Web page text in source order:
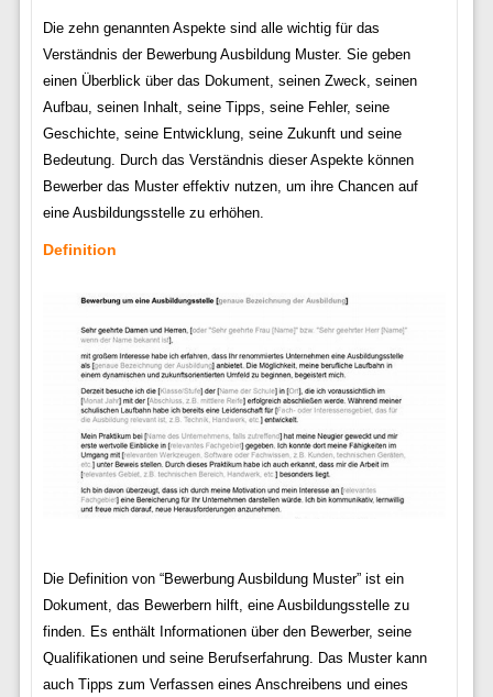
Die zehn genannten Aspekte sind alle wichtig für das
Verständnis der Bewerbung Ausbildung Muster. Sie geben
einen Überblick über das Dokument, seinen Zweck, seinen
Aufbau, seinen Inhalt, seine Tipps, seine Fehler, seine
Geschichte, seine Entwicklung, seine Zukunft und seine
Bedeutung. Durch das Verständnis dieser Aspekte können
Bewerber das Muster effektiv nutzen, um ihre Chancen auf
eine Ausbildungsstelle zu erhöhen.
Definition
Die Definition von “Bewerbung Ausbildung Muster” ist ein
Dokument, das Bewerbern hilft, eine Ausbildungsstelle zu
finden. Es enthält Informationen über den Bewerber, seine
Qualifikationen und seine Berufserfahrung. Das Muster kann
auch Tipps zum Verfassen eines Anschreibens und eines